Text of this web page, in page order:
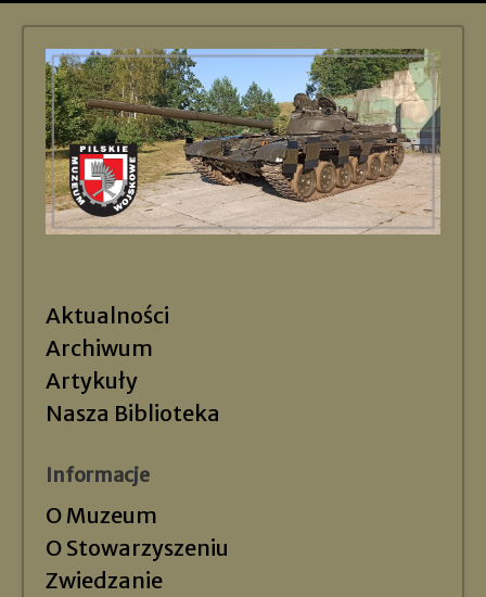
Aktualności
Archiwum
Artykuły
Nasza Biblioteka
Informacje
O Muzeum
O Stowarzyszeniu
Zwiedzanie